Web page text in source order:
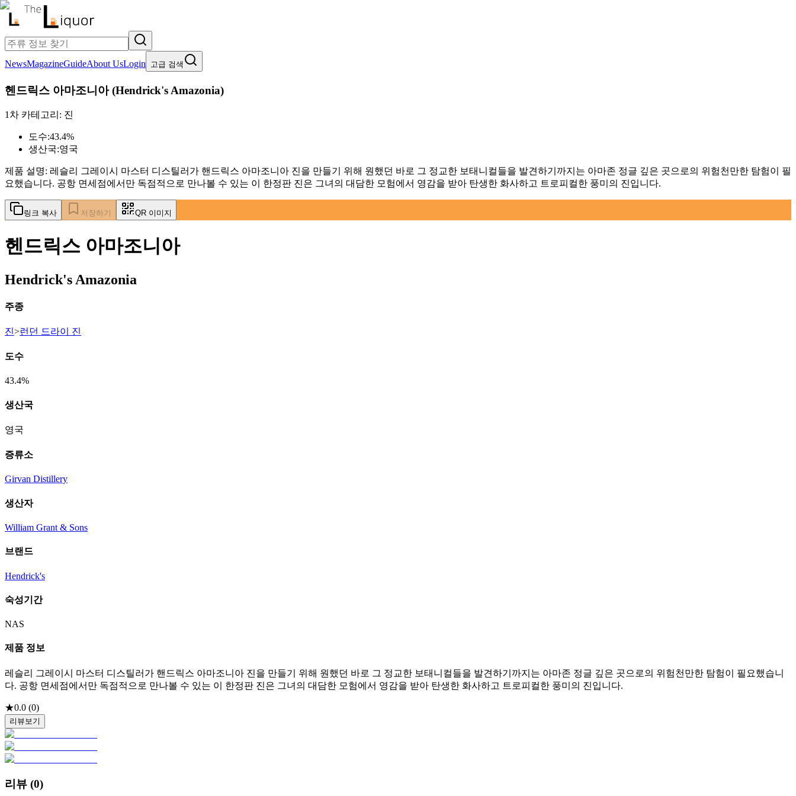
NewsMagazineGuideAbout UsLogin 고급 검색
헨드릭스 아마조니아(Hendrick's Amazonia)
1차 카테고리: 진
도수:43.4%
생산국:영국
제품 설명: 레슬리 그레이시 마스터 디스틸러가 핸드릭스 아마조니아 진을 만들기 위해 원했던 바로 그 정교한 보태니컬들을 발견하기까지는 아마존 정글 깊은 곳으로의 위험천만한 탐험이 필
요했습니다. 공항 면세점에서만 독점적으로 만나볼 수 있는 이 한정판 진은 그녀의 대담한 모험에서 영감을 받아 탄생한 화사하고 트로피컬한 풍미의 진입니다.
링크 복사 저장하기 QR 이미지
헨드릭스 아마조니아
Hendrick's Amazonia
주종
진>런던 드라이 진
도수
43.4%
생산국
영국
증류소
Girvan Distillery
생산자
William Grant & Sons
브랜드
Hendrick's
숙성기간
NAS
제품 정보
레슬리 그레이시 마스터 디스틸러가 핸드릭스 아마조니아 진을 만들기 위해 원했던 바로 그 정교한 보태니컬들을 발견하기까지는 아마존 정글 깊은 곳으로의 위험천만한 탐험이 필요했습니
다. 공항 면세점에서만 독점적으로 만나볼 수 있는 이 한정판 진은 그녀의 대담한 모험에서 영감을 받아 탄생한 화사하고 트로피컬한 풍미의 진입니다.
★0.0 (0)
리뷰보기
리뷰 (0)